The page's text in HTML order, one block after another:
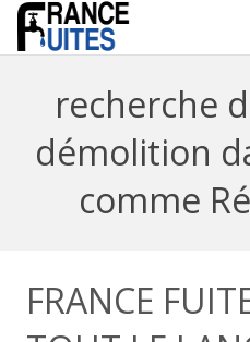
recherche
démolition
comme
FRANCE